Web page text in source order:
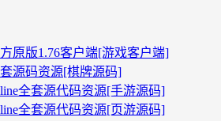
原版1.76客户端[游戏客户端]
源码资源[棋牌源码]
全套源代码资源[手游源码]
全套源代码资源[页游源码]